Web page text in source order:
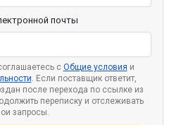
почты
с Общие условия и
. Если поставщик ответит,
после перехода по ссылке из
переписку и отслеживать
запросы.